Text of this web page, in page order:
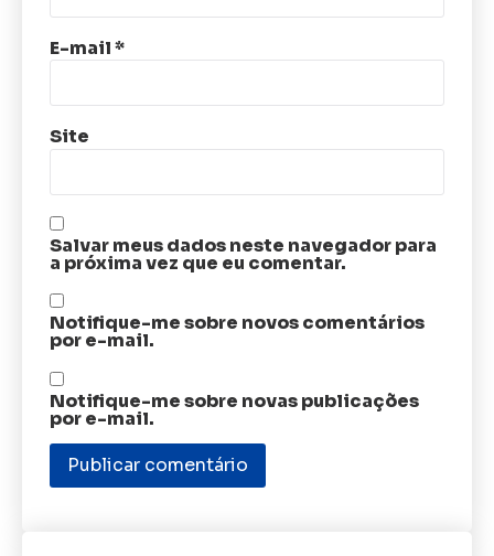
E-mail*
Site
Salvar meus dados neste navegador para
a próxima vez que eu comentar.
Notifique-me sobre novos comentários
por e-mail.
Notifique-me sobre novas publicações
por e-mail.